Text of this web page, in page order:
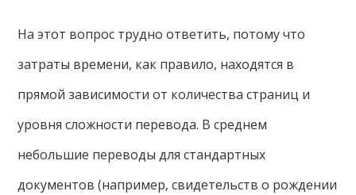
На этот вопрос трудно ответить, потому что
затраты времени, как правило, находятся в
прямой зависимости от количества страниц и
уровня сложности перевода. В среднем
небольшие переводы для стандартных
документов (например, свидетельств о рождении